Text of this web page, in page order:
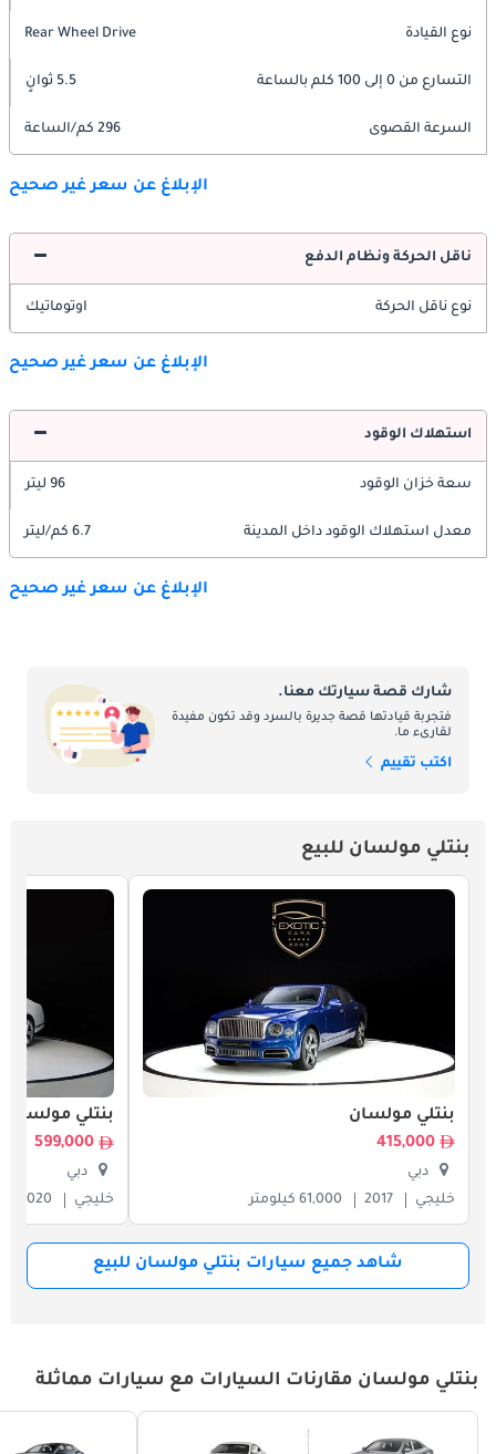
نوع القيادة Rear Wheel Drive
التسارع من 0 إلى 100 كلم بالساعة 5.5 ثوانٍ
السرعة القصوى 296 كم/الساعة
الإبلاغ عن سعر غير صحيح
ناقل الحركة ونظام الدفع
نوع ناقل الحركة اوتوماتيك
الإبلاغ عن سعر غير صحيح
استهلاك الوقود
سعة خزان الوقود 96 ليتر
معدل استهلاك الوقود داخل المدينة 6.7 كم/ليتر
الإبلاغ عن سعر غير صحيح
شارك قصة سيارتك معنا.
فتجربة قيادتها قصة جديرة بالسرد وقد تكون مفيدة
لقارىء ما.
اكتب تقييم
بنتلي مولسان للبيع
بنتلي مولسان
415,000
دبي
خليجي
2017 61,000 كيلومتر
بنتلي مولسان
599,000
دبي
خليجي
2020
شاهد جميع سيارات بنتلي مولسان للبيع
بنتلي مولسان مقارنات السيارات مع سيارات مماثلة